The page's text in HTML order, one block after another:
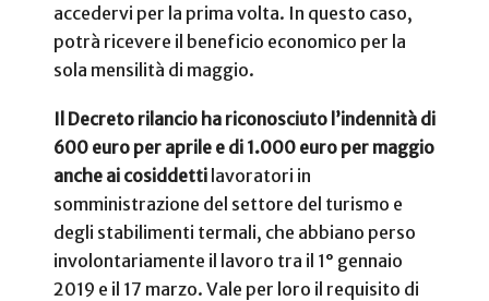
accedervi per la prima volta. In questo caso,
potrà ricevere il beneficio economico per la
sola mensilità di maggio.
Il Decreto rilancio ha riconosciuto l’indennità di
600 euro per aprile e di 1.000 euro per maggio
anche ai cosiddetti lavoratori in
somministrazione del settore del turismo e
degli stabilimenti termali, che abbiano perso
involontariamente il lavoro tra il 1° gennaio
2019 e il 17 marzo. Vale per loro il requisito di